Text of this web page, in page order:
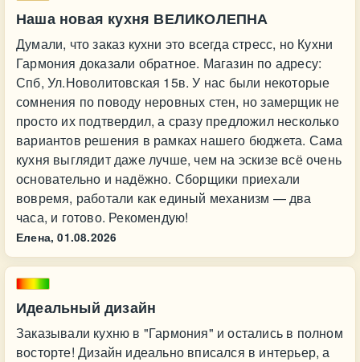
Наша новая кухня ВЕЛИКОЛЕПНА
Думали, что заказ кухни это всегда стресс, но Кухни
Гармония доказали обратное. Магазин по адресу:
Спб, Ул.Новолитовская 15в. У нас были некоторые
сомнения по поводу неровных стен, но замерщик не
просто их подтвердил, а сразу предложил несколько
вариантов решения в рамках нашего бюджета. Сама
кухня выглядит даже лучше, чем на эскизе всё очень
основательно и надёжно. Сборщики приехали
вовремя, работали как единый механизм — два
часа, и готово. Рекомендую!
Елена, 01.08.2026
Идеальный дизайн
Заказывали кухню в "Гармония" и остались в полном
восторте! Дизайн идеально вписался в интерьер, а